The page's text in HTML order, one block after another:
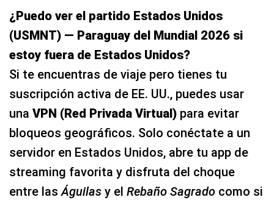
¿Puedo ver el partido Estados Unidos
(USMNT) — Paraguay del Mundial 2026 si
estoy fuera de Estados Unidos?
Si te encuentras de viaje pero tienes tu
suscripción activa de EE. UU., puedes usar
una VPN (Red Privada Virtual) para evitar
bloqueos geográficos. Solo conéctate a un
servidor en Estados Unidos, abre tu app de
streaming favorita y disfruta del choque
entre lasÁguilas y el Rebaño Sagrado como si